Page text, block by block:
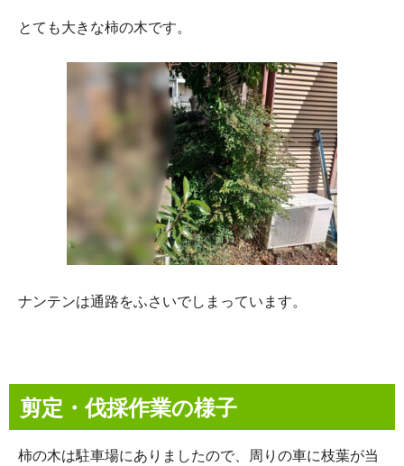
とても大きな柿の木です。
ナンテンは通路をふさいでしまっています。
剪定・伐採作業の様子
柿の木は駐車場にありましたので、周りの車に枝葉が当